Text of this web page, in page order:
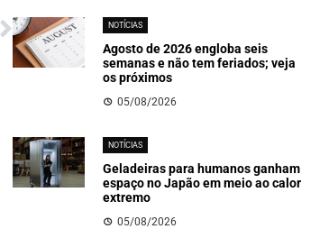
NOTÍCIAS
Agosto de 2026 engloba seis
semanas e não tem feriados; veja
os próximos
05/08/2026
NOTÍCIAS
Geladeiras para humanos ganham
espaço no Japão em meio ao calor
extremo
05/08/2026